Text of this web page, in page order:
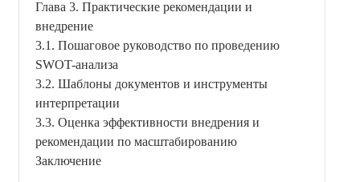
Глава 3. Практические рекомендации и
внедрение
3.1. Пошаговое руководство по проведению
SWOT-анализа
3.2. Шаблоны документов и инструменты
интерпретации
3.3. Оценка эффективности внедрения и
рекомендации по масштабированию
Заключение